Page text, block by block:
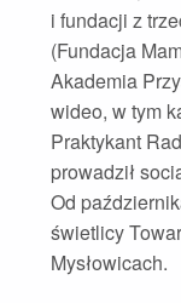
i fundacji z
(Fundacja
Akademia
wideo, w tym
Praktykant
prowadził
Od
świetlicy
Mysłowicach.